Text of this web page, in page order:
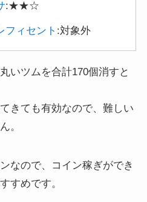
:★★☆
フィセント :対象外
いツムを合計170個消すと
きても有効なので、難しい
。
なので、コイン稼ぎができ
すめです。